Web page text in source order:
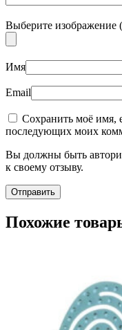
Выберите изображение
Имя
Email
Сохранить моё имя,
последующих моих
Вы должны быть
к своему отзыву.
Похожие